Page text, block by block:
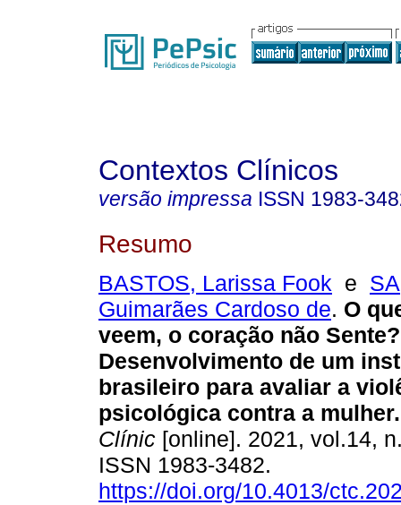
Contextos Clínicos
versão impressa ISSN 1983-
Resumo
BASTOS, Larissa Fook e
Guimarães Cardoso de. O
veem, o coração não Sente?
Desenvolvimento de um
brasileiro para avaliar a
psicológica contra a mulher.
Clínic [online]. 2021, vol.14,
ISSN 1983-3482.
https://doi.org/10.4013/